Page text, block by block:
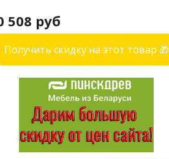
508 руб
Получить скидку на этот товар 🎁